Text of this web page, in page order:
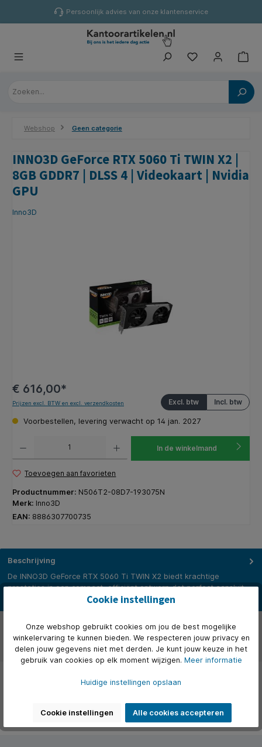
Persoonlijk advies van onze klantenservice
Webshop Geen categorie
INNO3D GeForce RTX 5060 Ti TWIN X2 |
8GB GDDR7 | DLSS 4 | Videokaart | Nvidia
GPU
Inno3D
€ 616,00*
Incl. btw
Excl. btw
Prijzen excl. BTW en excl. verzendkosten
Voorbestellen, levering verwacht op 14 jan. 2027
In de winkelmand
Toevoegen aan favorieten
Productnummer: N506T2-08D7-193075N
Merk: Inno3D
EAN: 8886307700735
Beschrijving
De INNO3D GeForce RTX 5060 Ti TWIN X2 biedt krachtige
prestaties in een compact, efficiënt ontwerp dat perfect aansluit
Over het merk
Beoordelingen
Cookie instellingen
Onze webshop gebruikt cookies om jou de best mogelijke
winkelervaring te kunnen bieden. We respecteren jouw privacy en
delen jouw gegevens niet met derden. Je kunt jouw keuze in het
gebruik van cookies op elk moment wijzigen. Meer informatie
Huidige instellingen opslaan
Cookie instellingen Alle cookies accepteren